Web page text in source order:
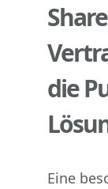
die
Eine